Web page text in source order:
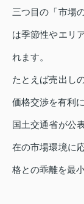
三つ目の「市場
は季節性やエリ
れます。
たとえば売出し
価格交渉を有利
国土交通省が公
在の市場環境に
格との乖離を最